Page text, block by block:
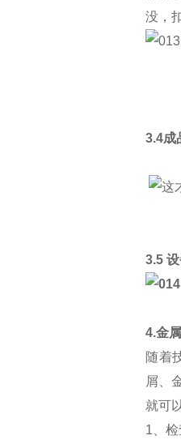
没，
3.4成
3.5
4.金
随着
屑、
就可
1、